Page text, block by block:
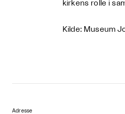
kirkens rolle i
Kilde: Museum
Adresse